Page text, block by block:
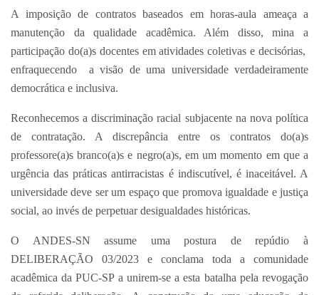
A imposição de contratos baseados em horas-aula ameaça a
manutenção da qualidade acadêmica. Além disso, mina a
participação do(a)s docentes em atividades coletivas e decisórias,
enfraquecendo a visão de uma universidade verdadeiramente
democrática e inclusiva.
Reconhecemos a discriminação racial subjacente na nova política
de contratação. A discrepância entre os contratos do(a)s
professore(a)s branco(a)s e negro(a)s, em um momento em que a
urgência das práticas antirracistas é indiscutível, é inaceitável. A
universidade deve ser um espaço que promova igualdade e justiça
social, ao invés de perpetuar desigualdades históricas.
O ANDES-SN assume uma postura de repúdio à
DELIBERAÇÃO 03/2023 e conclama toda a comunidade
acadêmica da PUC-SP a unirem-se a esta batalha pela revogação